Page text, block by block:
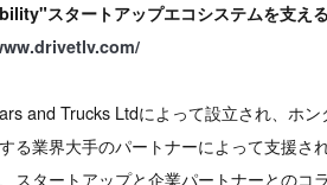
スタートアップエコシステムを支え
and Trucks Ltdによって設立され、ホ
る業界大手のパートナーによって支援
スタートアップと企業パートナーとのコ